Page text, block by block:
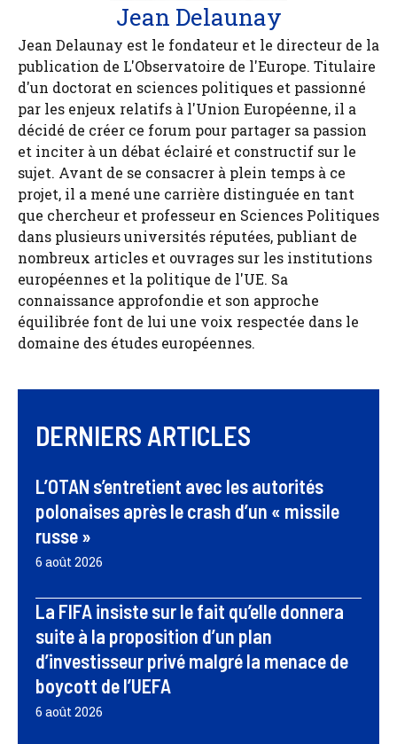
Jean Delaunay
Jean Delaunay est le fondateur et le directeur de la
publication de L'Observatoire de l'Europe. Titulaire
d'un doctorat en sciences politiques et passionné
par les enjeux relatifs à l'Union Européenne, il a
décidé de créer ce forum pour partager sa passion
et inciter à un débat éclairé et constructif sur le
sujet. Avant de se consacrer à plein temps à ce
projet, il a mené une carrière distinguée en tant
que chercheur et professeur en Sciences Politiques
dans plusieurs universités réputées, publiant de
nombreux articles et ouvrages sur les institutions
européennes et la politique de l'UE. Sa
connaissance approfondie et son approche
équilibrée font de lui une voix respectée dans le
domaine des études européennes.
DERNIERS ARTICLES
L’OTAN s’entretient avec les autorités
polonaises après le crash d’un « missile
russe »
6 août 2026
La FIFA insiste sur le fait qu’elle donnera
suite à la proposition d’un plan
d’investisseur privé malgré la menace de
boycott de l’UEFA
6 août 2026